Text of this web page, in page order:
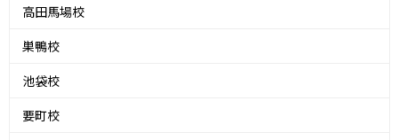
高田馬場校
巣鴨校
池袋校
要町校